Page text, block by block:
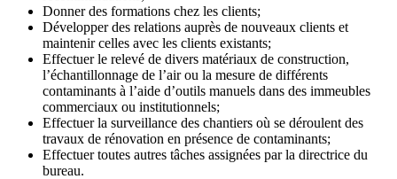
Donner des formations chez les clients;
Développer des relations auprès de nouveaux clients et
maintenir celles avec les clients existants;
Effectuer le relevé de divers matériaux de construction,
l’échantillonnage de l’air ou la mesure de différents
contaminants à l’aide d’outils manuels dans des immeubles
commerciaux ou institutionnels;
Effectuer la surveillance des chantiers où se déroulent des
travaux de rénovation en présence de contaminants;
Effectuer toutes autres tâches assignées par la directrice du
bureau.